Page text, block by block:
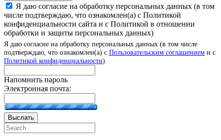
Я даю согласие на обработку персональных данных (в том
числе подтверждаю, что ознакомлен(а) с Политикой
конфиденциальности сайта и с Политикой в отношении
обработки и защиты персональных данных)
Я даю согласие на обработку персональных данных (в том числе
подтверждаю, что ознакомлен(а) с Пользовательским соглашением и с
Политикой конфиденциальности)
Напомнить пароль
Электронная почта:
Выслать